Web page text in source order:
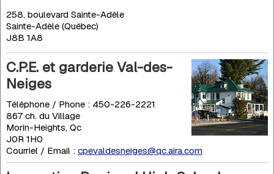
258, boulevard Sainte-Adèle
Sainte-Adèle (Québec)
J8B 1A8
C.P.E. et garderie Val-des-
Neiges
Téléphone / Phone : 450-226-2221
867 ch. du Village
Morin-Heights, Qc
J0R 1H0
Courriel / Email : cpevaldesneiges@qc.aira.com